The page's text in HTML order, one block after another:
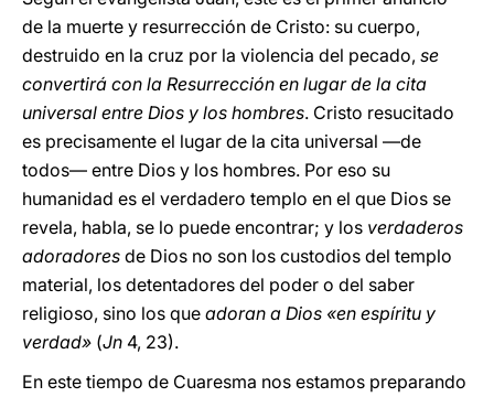
de la muerte y resurrección de Cristo: su cuerpo,
destruido en la cruz por la violencia del pecado, se
convertirá con la Resurrección en lugar de la cita
universal entre Dios y los hombres. Cristo resucitado
es precisamente el lugar de la cita universal —de
todos— entre Dios y los hombres. Por eso su
humanidad es el verdadero templo en el que Dios se
revela, habla, se lo puede encontrar; y los verdaderos
adoradores de Dios no son los custodios del templo
material, los detentadores del poder o del saber
religioso, sino los que adoran a Dios «en espíritu y
verdad» (Jn 4, 23).
En este tiempo de Cuaresma nos estamos preparando